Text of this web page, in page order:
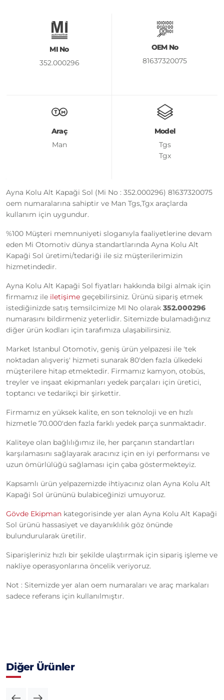
MI No
352.000296
OEM No
81637320075
Araç
Man
Model
Tgs
Tgx
Ayna Kolu Alt Kapaği Sol (Mi No : 352.000296) 81637320075
oem numaralarına sahiptir ve Man Tgs,Tgx araçlarda
kullanım için uygundur.
%100 Müşteri memnuniyeti sloganıyla faaliyetlerine devam
eden Mi Otomotiv dünya standartlarında Ayna Kolu Alt
Kapaği Sol üretimi/tedariği ile siz müşterilerimizin
hizmetindedir.
Ayna Kolu Alt Kapaği Sol fiyatları hakkında bilgi almak için
firmamız ile iletişime geçebilirsiniz. Ürünü sipariş etmek
istediğinizde satış temsilcimize MI No olarak 352.000296
numarasını bildirmeniz yeterlidir. Sitemizde bulamadığınız
diğer ürün kodları için tarafımıza ulaşabilirsiniz.
Market Istanbul Otomotiv, geniş ürün yelpazesi ile 'tek
noktadan alışveriş' hizmeti sunarak 80'den fazla ülkedeki
müşterilere hitap etmektedir. Firmamız kamyon, otobüs,
treyler ve inşaat ekipmanları yedek parçaları için üretici,
toptancı ve tedarikçi bir şirkettir.
Firmamız en yüksek kalite, en son teknoloji ve en hızlı
hizmetle 70.000'den fazla farklı yedek parça sunmaktadır.
Kaliteye olan bağlılığımız ile, her parçanın standartları
karşılamasını sağlayarak aracınız için en iyi performansı ve
uzun ömürlülüğü sağlaması için çaba göstermekteyiz.
Kapsamlı ürün yelpazemizde ihtiyacınız olan Ayna Kolu Alt
Kapaği Sol ürününü bulabiceğinizi umuyoruz.
Gövde Ekipman kategorisinde yer alan Ayna Kolu Alt Kapaği
Sol ürünü hassasiyet ve dayanıklılık göz önünde
bulundurularak üretilir.
Siparişleriniz hızlı bir şekilde ulaştırmak için sipariş işleme ve
nakliye operasyonlarına öncelik veriyoruz.
Not : Sitemizde yer alan oem numaraları ve araç markaları
sadece referans için kullanılmıştır.
Diğer Ürünler